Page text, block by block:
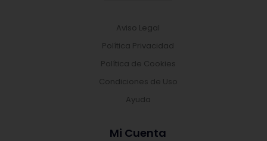
Aviso Legal
Política Privacidad
Política de Cookies
Condiciones de Uso
Ayuda
Mi Cuenta